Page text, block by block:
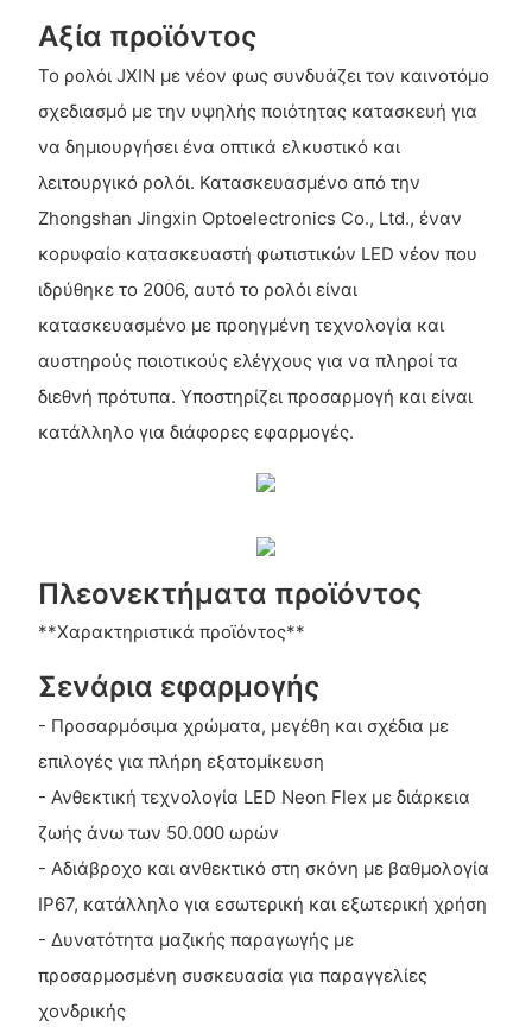
Αξία προϊόντος
Το ρολόι JXIN με νέον φως συνδυάζει τον καινοτόμο
σχεδιασμό με την υψηλής ποιότητας κατασκευή για
να δημιουργήσει ένα οπτικά ελκυστικό και
λειτουργικό ρολόι. Κατασκευασμένο από την
Zhongshan Jingxin Optoelectronics Co., Ltd., έναν
κορυφαίο κατασκευαστή φωτιστικών LED νέον που
ιδρύθηκε το 2006, αυτό το ρολόι είναι
κατασκευασμένο με προηγμένη τεχνολογία και
αυστηρούς ποιοτικούς ελέγχους για να πληροί τα
διεθνή πρότυπα. Υποστηρίζει προσαρμογή και είναι
κατάλληλο για διάφορες εφαρμογές.
Πλεονεκτήματα προϊόντος
**Χαρακτηριστικά προϊόντος**
Σενάρια εφαρμογής
- Προσαρμόσιμα χρώματα, μεγέθη και σχέδια με
επιλογές για πλήρη εξατομίκευση
- Ανθεκτική τεχνολογία LED Neon Flex με διάρκεια
ζωής άνω των 50.000 ωρών
- Αδιάβροχο και ανθεκτικό στη σκόνη με βαθμολογία
IP67, κατάλληλο για εσωτερική και εξωτερική χρήση
- Δυνατότητα μαζικής παραγωγής με
προσαρμοσμένη συσκευασία για παραγγελίες
χονδρικής